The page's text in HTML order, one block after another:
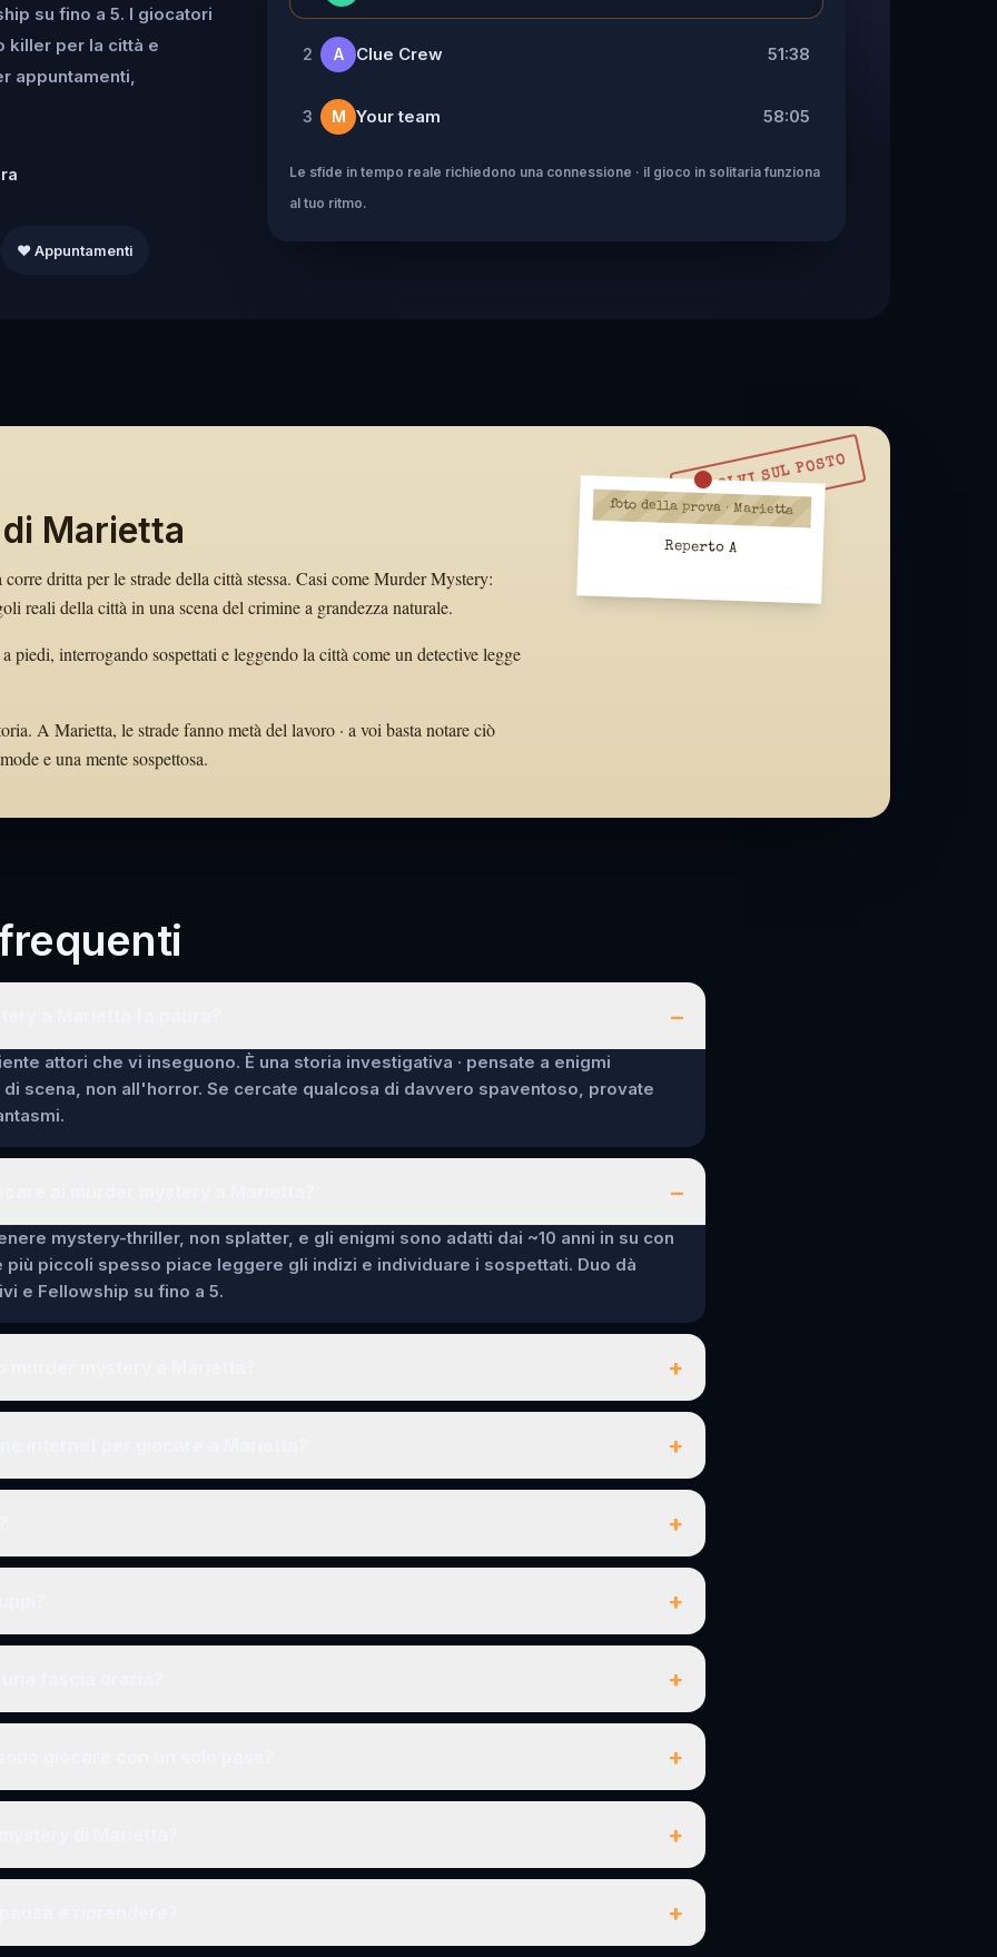
su fino a 5. I giocatori
killer per la città e
appuntamenti,
❤️ Appuntamenti
2 A Clue Crew 51:38
3 M Your team 58:05
Le sfide in tempo reale richiedono una connessione · il gioco in solitaria funziona
al tuo ritmo.
RISOLVI SUL POSTO
Marietta
dritta per le strade della città stessa. Casi come Murder Mystery:
reali della città in una scena del crimine a grandezza naturale.
piedi, interrogando sospettati e leggendo la città come un detective legge
A Marietta, le strade fanno metà del lavoro · a voi basta notare ciò
e una mente sospettosa.
foto della prova · Marietta
Reperto A
–
attori che vi inseguono. È una storia investigativa · pensate a enigmi
scena, non all'horror. Se cercate qualcosa di davvero spaventoso, provate
–
mystery-thriller, non splatter, e gli enigmi sono adatti dai ~10 anni in su con
più piccoli spesso piace leggere gli indizi e individuare i sospettati. Duo dà
e Fellowship su fino a 5.
+
+
+
+
+
+
+
+